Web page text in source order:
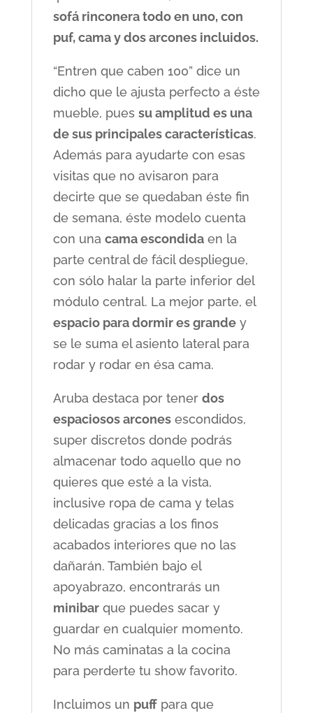
sofá rinconera todo en uno, con
puf, cama y dos arcones incluidos.
“Entren que caben 100” dice un
dicho que le ajusta perfecto a éste
mueble, pues su amplitud es una
de sus principales características.
Además para ayudarte con esas
visitas que no avisaron para
decirte que se quedaban éste fin
de semana, éste modelo cuenta
con una cama escondidaen la
parte central de fácil despliegue,
con sólo halar la parte inferior del
módulo central. La mejor parte, el
espacio para dormir es grandey
se le suma el asiento lateral para
rodar y rodar en ésa cama.
Aruba destaca por tener dos
espaciosos arconesescondidos,
super discretos donde podrás
almacenar todo aquello que no
quieres que esté a la vista,
inclusive ropa de cama y telas
delicadas gracias a los finos
acabados interiores que no las
dañarán. También bajo el
apoyabrazo, encontrarás un
minibarque puedes sacar y
guardar en cualquier momento.
No más caminatas a la cocina
para perderte tu show favorito.
Incluimos un puffpara que